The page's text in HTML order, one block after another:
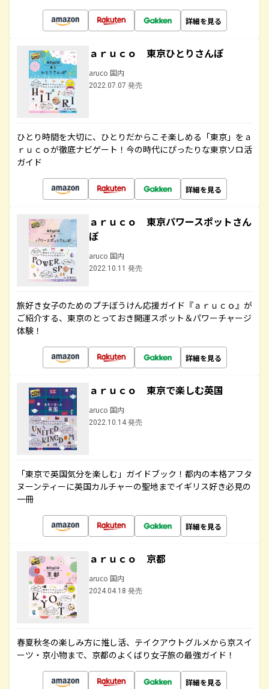
詳細を見る
ａｒｕｃｏ 東京ひとりさんぽ
aruco 国内
2022.07.07 発売
ひとり時間を大切に、ひとりだからこそ楽しめる「東京」をａ
ｒｕｃｏが徹底ナビゲート！今の時代にぴったりな東京ソロ活
ガイド
詳細を見る
ａｒｕｃｏ 東京パワースポットさん
ぽ
aruco 国内
2022.10.11 発売
旅好き女子のためのプチぼうけん応援ガイド『ａｒｕｃｏ』が
ご紹介する、東京のとっておき開運スポット＆パワーチャージ
体験！
詳細を見る
ａｒｕｃｏ 東京で楽しむ英国
aruco 国内
2022.10.14 発売
「東京で英国気分を楽しむ」ガイドブック！都内の本格アフタ
ヌーンティーに英国カルチャーの聖地までイギリス好き必見の
一冊
詳細を見る
ａｒｕｃｏ 京都
aruco 国内
2024.04.18 発売
春夏秋冬の楽しみ方に推し活、テイクアウトグルメから京スイ
ーツ・京小物まで、京都のよくばり女子旅の最強ガイド！
詳細を見る